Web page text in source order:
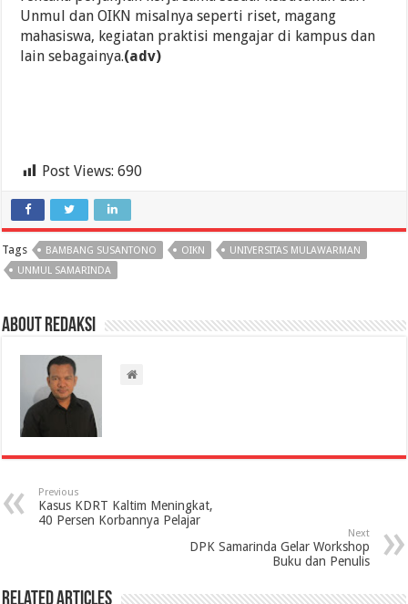
Unmul dan OIKN misalnya seperti riset, magang
mahasiswa, kegiatan praktisi mengajar di kampus dan
lain sebagainya.(adv)
Post Views: 690
Tags BAMBANG SUSANTONO OIKN
UNIVERSITAS MULAWARMAN
UNMUL SAMARINDA
About Redaksi
Previous
Kasus KDRT Kaltim Meningkat,
40 Persen Korbannya Pelajar
Next
DPK Samarinda Gelar Workshop
Buku dan Penulis
Related Articles